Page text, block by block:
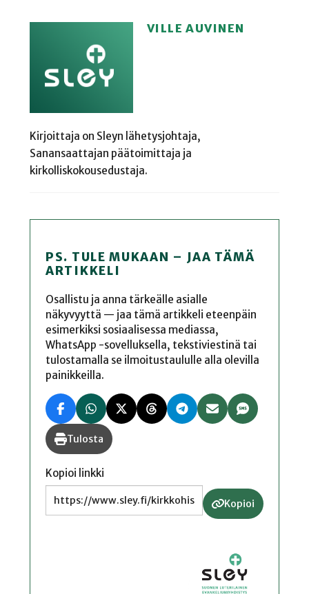
VILLE AUVINEN
Kirjoittaja on Sleyn lähetysjohtaja,
Sanansaattajan päätoimittaja ja
kirkolliskokousedustaja.
PS. TULE MUKAAN – JAA TÄMÄ
ARTIKKELI
Osallistu ja anna tärkeälle asialle
näkyvyyttä — jaa tämä artikkeli eteenpäin
esimerkiksi sosiaalisessa mediassa,
WhatsApp -sovelluksella, tekstiviestinä tai
tulostamalla se ilmoitustaululle alla olevilla
painikkeilla.
Tulosta
Kopioi linkki
Kopioi